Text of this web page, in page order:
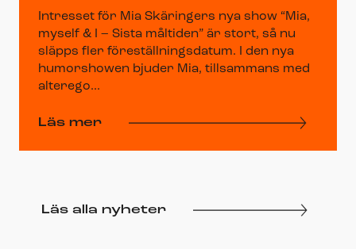
Intresset för Mia Skäringers nya show “Mia,
myself & I – Sista måltiden” är stort, så nu
släpps fler föreställningsdatum. I den nya
humorshowen bjuder Mia, tillsammans med
alterego...
Läs mer
Läs alla nyheter